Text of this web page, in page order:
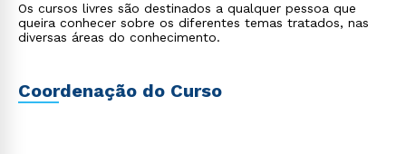
Os cursos livres são destinados a qualquer pessoa que
queira conhecer sobre os diferentes temas tratados, nas
diversas áreas do conhecimento.
Coordenação do Curso